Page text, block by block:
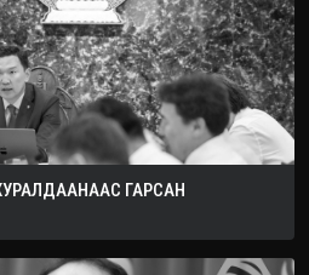
ГАРСАН